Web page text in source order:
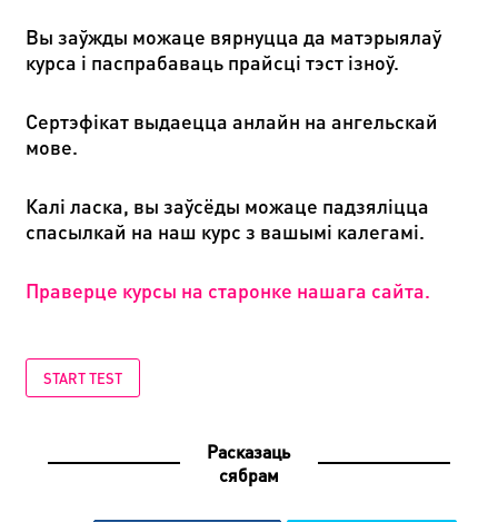
Вы заўжды можаце вярнуцца да матэрыялаў
курса і паспрабаваць прайсці тэст ізноў.
Сертэфікат выдаецца анлайн на ангельскай
мове.
Калі ласка, вы заўсёды можаце падзяліцца
спасылкай на наш курс з вашымі калегамі.
Праверце курсы на старонке нашага сайта.
START TEST
Расказаць
сябрам